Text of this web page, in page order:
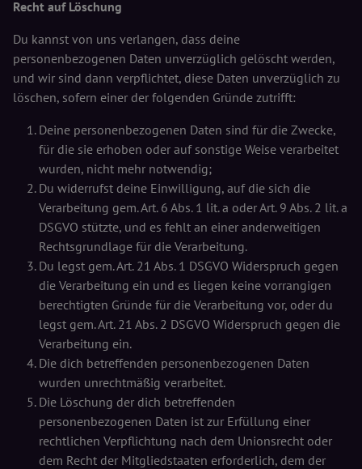
Recht auf Löschung
Du kannst von uns verlangen, dass deine
personenbezogenen Daten unverzüglich gelöscht werden,
und wir sind dann verpflichtet, diese Daten unverzüglich zu
löschen, sofern einer der folgenden Gründe zutrifft:
Deine personenbezogenen Daten sind für die Zwecke,
für die sie erhoben oder auf sonstige Weise verarbeitet
wurden, nicht mehr notwendig;
Du widerrufst deine Einwilligung, auf die sich die
Verarbeitung gem. Art. 6 Abs. 1 lit. a oder Art. 9 Abs. 2 lit. a
DSGVO stützte, und es fehlt an einer anderweitigen
Rechtsgrundlage für die Verarbeitung.
Du legst gem. Art. 21 Abs. 1 DSGVO Widerspruch gegen
die Verarbeitung ein und es liegen keine vorrangigen
berechtigten Gründe für die Verarbeitung vor, oder du
legst gem. Art. 21 Abs. 2 DSGVO Widerspruch gegen die
Verarbeitung ein.
Die dich betreffenden personenbezogenen Daten
wurden unrechtmäßig verarbeitet.
Die Löschung der dich betreffenden
personenbezogenen Daten ist zur Erfüllung einer
rechtlichen Verpflichtung nach dem Unionsrecht oder
dem Recht der Mitgliedstaaten erforderlich, dem der